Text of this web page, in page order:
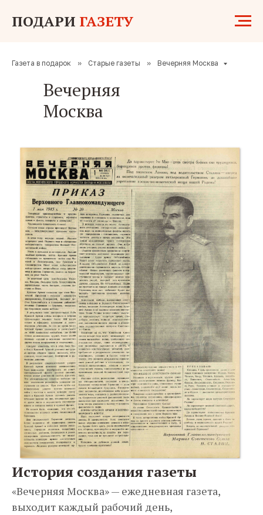
ПОДАРИ ГАЗЕТУ
Газета в подарок » Старые газеты » Вечерняя Москва
Вечерняя
Москва
История создания газеты
«Вечерняя Москва» — ежедневная газета,
выходит каждый рабочий день,